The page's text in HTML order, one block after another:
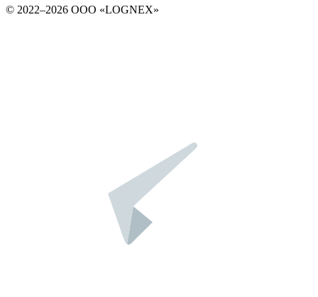
© 2022–2026 ООО «LOGNEX»